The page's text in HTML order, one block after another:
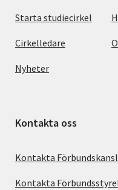
Starta studiecirkel
Cirkelledare
Nyheter
Kontakta oss
Kontakta
Kontakta